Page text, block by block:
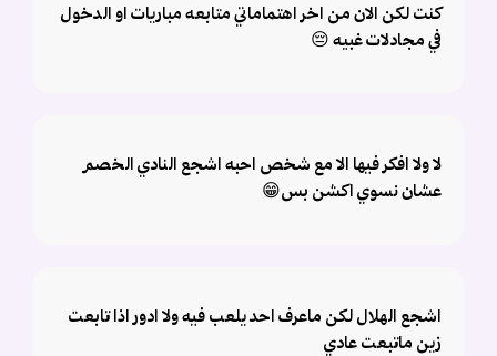
كنت لكن الان من اخر اهتماماتي متابعه مباريات او الدخول
في مجادلات غبيه 😔
لا ولا افكر فيها الا مع شخص احبه اشجع النادي الخصم
عشان نسوي اكشن بس😁
اشجع الهلال لكن ماعرف احد يلعب فيه ولا ادور اذا تابعت
زين ماتبعت عادي